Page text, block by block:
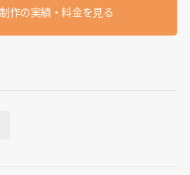
作の実績・料金を見る